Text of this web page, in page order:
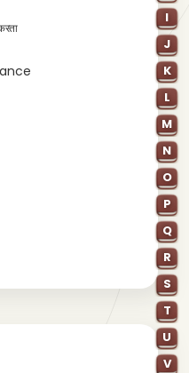
I
J
K
L
M
N
O
P
Q
R
S
T
U
V